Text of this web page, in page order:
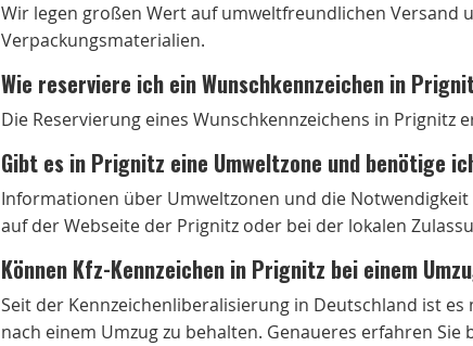
Wir legen großen Wert auf umweltfreundlichen Versand
Verpackungsmaterialien.
Wie reserviere ich ein Wunschkennzeichen in
Die Reservierung eines Wunschkennzeichens in
Gibt es in Prignitz eine Umweltzone und benötige
Informationen über Umweltzonen und die
auf der Webseite der Prignitz oder bei der lokalen
Können Kfz-Kennzeichen in Prignitz bei einem
Seit der Kennzeichenliberalisierung in Deutschland ist
nach einem Umzug zu behalten. Genaueres erfahren Sie